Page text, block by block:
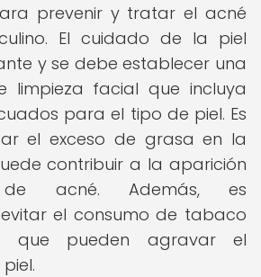
prevenir y tratar el acné
El cuidado de la piel
y se debe establecer una
limpieza facial que incluya
para el tipo de piel. Es
el exceso de grasa en la
contribuir a la aparición
acné. Además, es
el consumo de tabaco
que pueden agravar el